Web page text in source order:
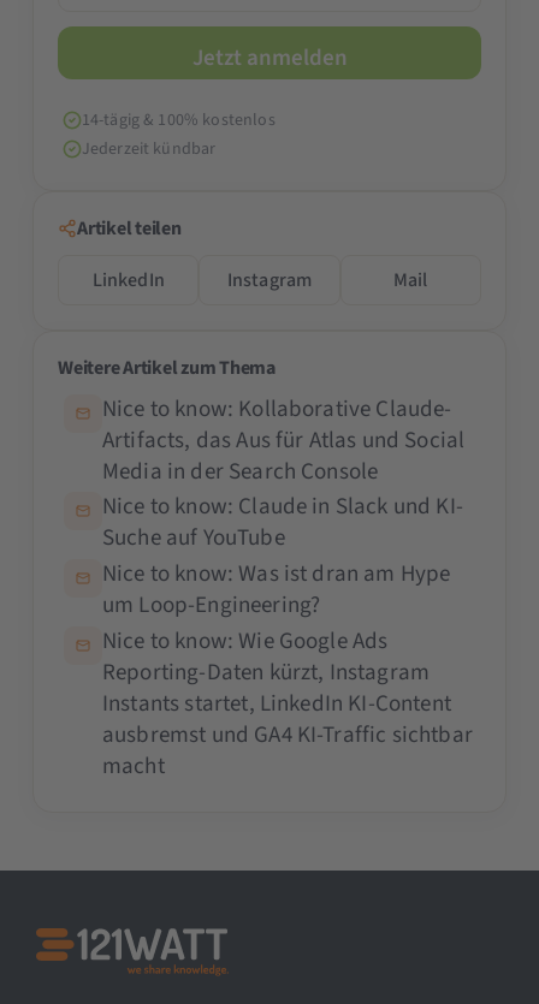
14-tägig & 100% kostenlos
Jederzeit kündbar
Artikel teilen
LinkedIn
Instagram Mail
Weitere Artikel zum Thema
Nice to know: Kollaborative Claude-
Artifacts, das Aus für Atlas und Social
Media in der Search Console
Nice to know: Claude in Slack und KI-
Suche auf YouTube
Nice to know: Was ist dran am Hype
um Loop-Engineering?
Nice to know: Wie Google Ads
Reporting-Daten kürzt, Instagram
Instants startet, LinkedIn KI-Content
ausbremst und GA4 KI-Traffic sichtbar
macht